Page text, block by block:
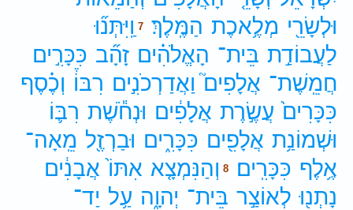
וּלְשָׂרֵ֖י מְלֶ֥אכֶת הַמֶּֽלֶךְ׃ 7 וַֽיִּתְּנ֞וּ
לַעֲבוֹדַ֣ת בֵּית־ הָאֱלֹהִ֗ים זָהָ֞ב כִּכָּרִ֣ים
חֲמֵֽשֶׁת־ אֲלָפִים֮ וַאֲדַרְכֹנִ֣ים רִבּוֹ֒ וְכֶ֗סֶף
כִּכָּרִים֙ עֲשֶׂ֣רֶת אֲלָפִ֔ים וּנְחֹ֕שֶׁת רִבּ֛וֹ
וּשְׁמוֹנַ֥ת אֲלָפִ֖ים כִּכָּרִ֑ים וּבַרְזֶ֖ל מֵֽאָה־
אֶ֥לֶף כִּכָּרִֽים׃ 8 וְהַנִּמְצָ֤א אִתּוֹ֙ אֲבָנִ֔ים
נָתְנ֖וּ לְאוֹצַ֣ר בֵּית־ יְהוָ֑ה עַ֥ל יַד־